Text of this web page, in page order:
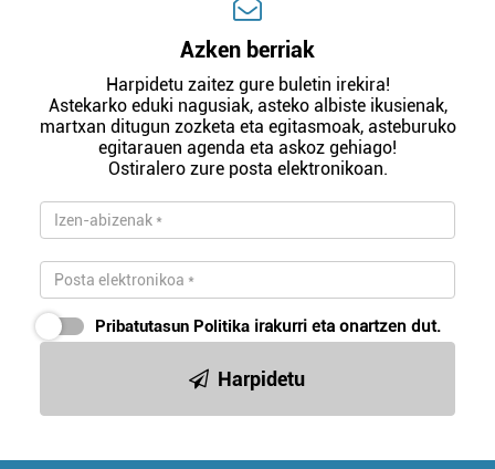
Azken berriak
Harpidetu zaitez gure buletin irekira!
Astekarko eduki nagusiak, asteko albiste ikusienak,
martxan ditugun zozketa eta egitasmoak, asteburuko
egitarauen agenda eta askoz gehiago!
Ostiralero zure posta elektronikoan.
Pribatutasun Politika irakurri eta onartzen dut.
Harpidetu